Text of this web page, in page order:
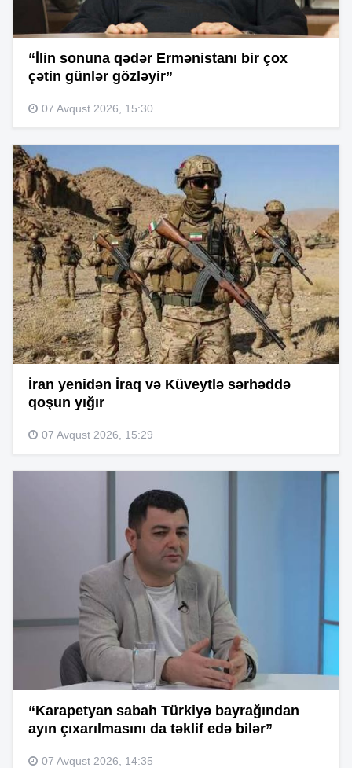
“İlin sonuna qədər Ermənistanı bir çox
çətin günlər gözləyir”
07 Avqust 2026, 15:30
İran yenidən İraq və Küveytlə sərhəddə
qoşun yığır
07 Avqust 2026, 15:29
“Karapetyan sabah Türkiyə bayrağından
ayın çıxarılmasını da təklif edə bilər”
07 Avqust 2026, 14:35